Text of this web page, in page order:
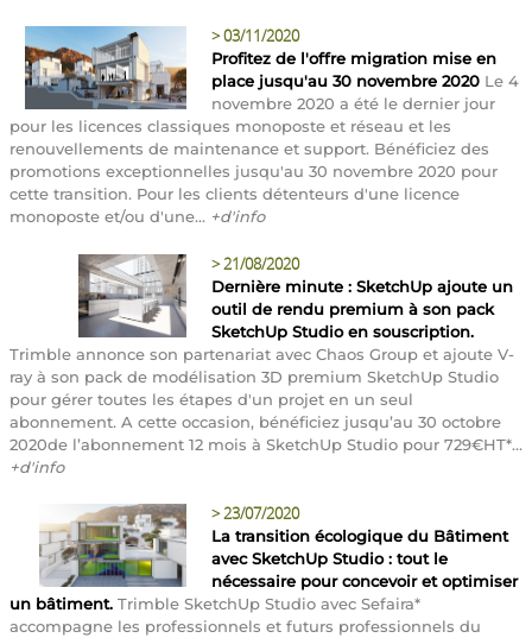
>03/11/2020
Profitez de l'offre migration mise en
place jusqu'au 30 novembre 2020 Le 4
novembre 2020 a été le dernier jour
pour les licences classiques monoposte et réseau et les
renouvellements de maintenance et support. Bénéficiez des
promotions exceptionnelles jusqu'au 30 novembre 2020 pour
cette transition. Pour les clients détenteurs d'une licence
monoposte et/ou d'une... +d'info
>21/08/2020
Dernière minute : SketchUp ajoute un
outil de rendu premium à son pack
SketchUp Studio en souscription.
Trimble annonce son partenariat avec Chaos Group et ajoute V-
ray à son pack de modélisation 3D premium SketchUp Studio
pour gérer toutes les étapes d'un projet en un seul
abonnement. A cette occasion, bénéficiez jusqu’au 30 octobre
2020de l’abonnement 12 mois à SketchUp Studio pour 729€HT*...
+d'info
>23/07/2020
La transition écologique du Bâtiment
avec SketchUp Studio : tout le
nécessaire pour concevoir et optimiser
un bâtiment. Trimble SketchUp Studio avec Sefaira*
accompagne les professionnels et futurs professionnels du